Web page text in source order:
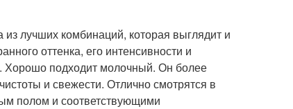
лучших комбинаций, которая выглядит и
оттенка, его интенсивности и
Хорошо подходит молочный. Он более
и свежести. Отлично смотрятся в
полом и соответствующими